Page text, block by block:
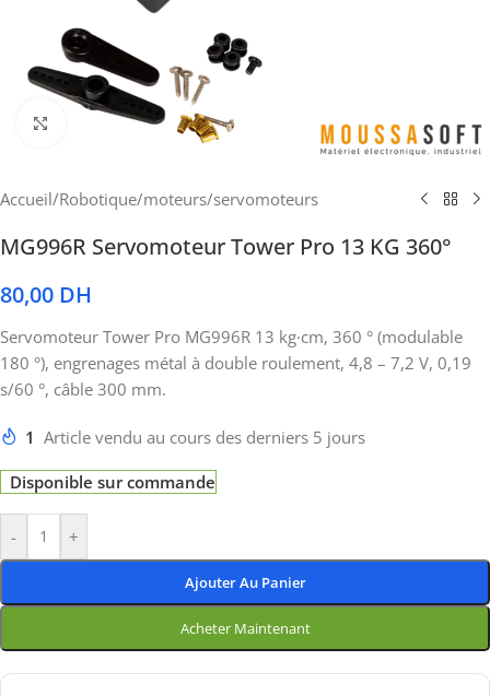
Cliquez pour agrandir
Accueil/Robotique/moteurs/servomoteurs
MG996R Servomoteur Tower Pro 13 KG 360°
80,00 DH
Servomoteur Tower Pro MG996R 13 kg·cm, 360 ° (modulable
180 °), engrenages métal à double roulement, 4,8 – 7,2 V, 0,19
s/60 °, câble 300 mm.
1 Article vendu au cours des derniers 5 jours
Disponible sur commande
- +
Ajouter Au Panier
Acheter Maintenant